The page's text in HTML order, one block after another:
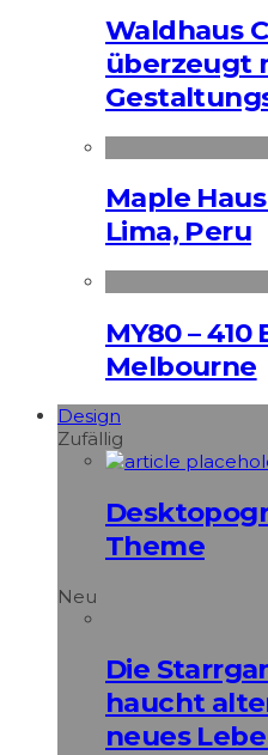
Waldhaus
überzeugt
Maple
Lima, Peru
MY80 –
Melbourne
Design
Zufällig
Theme
Neu
Die
haucht
neues